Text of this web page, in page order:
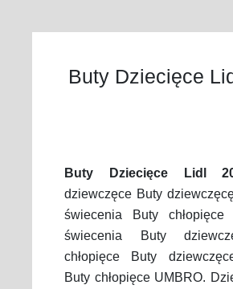
Buty Dziecięce
Buty Dziecięce Lidl
dziewczęce Buty
świecenia Buty
świecenia Buty
chłopięce Buty
Buty chłopięce UMBRO.